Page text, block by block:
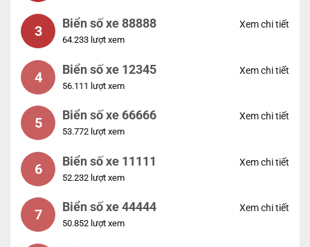
3 Biển số xe 88888
64.233 lượt xem
Xem chi tiết
4 Biển số xe 12345
56.111 lượt xem
Xem chi tiết
5 Biển số xe 66666
53.772 lượt xem
Xem chi tiết
6 Biển số xe 11111
52.232 lượt xem
Xem chi tiết
7 Biển số xe 44444
50.852 lượt xem
Xem chi tiết